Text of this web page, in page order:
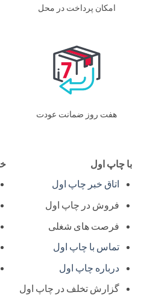
امکان پرداخت در محل
هفت روز ضمانت عودت
با چاپ اول
اتاق خبر چاپ اول
فروش در چاپ اول
فرصت های شغلی
تماس با چاپ اول
درباره چاپ اول
گزارش تخلف در چاپ اول